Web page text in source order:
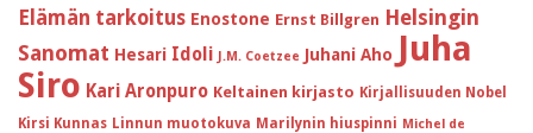
Elämän tarkoitus Enostone Ernst Billgren Helsingin
Sanomat Hesari Idoli J.M. Coetzee Juhani Aho Juha
Siro Kari Aronpuro Keltainen kirjasto Kirjallisuuden Nobel
Kirsi Kunnas Linnun muotokuva Marilynin hiuspinni Michel de